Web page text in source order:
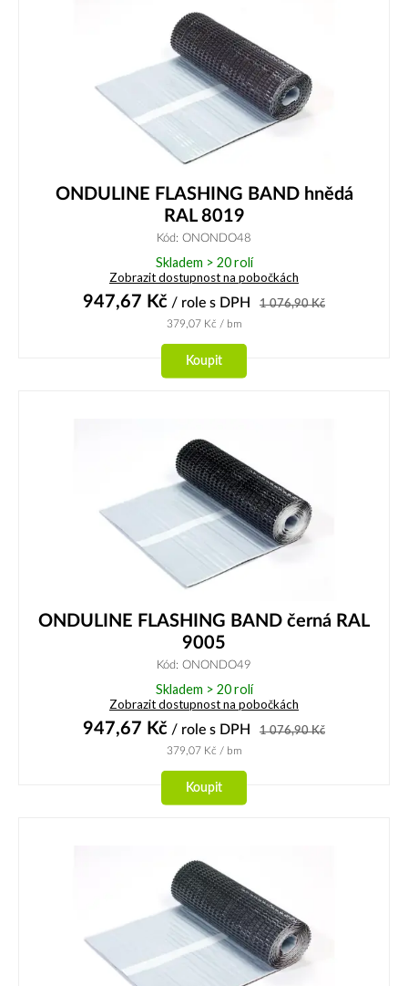
ONDULINE FLASHING BAND hnědá
RAL 8019
Kód: ONONDO48
Skladem > 20 rolí
Zobrazit dostupnost na pobočkách
947,67 Kč / role s DPH 1 076,90Kč
379,07Kč / bm
Koupit
ONDULINE FLASHING BAND černá RAL
9005
Kód: ONONDO49
Skladem > 20 rolí
Zobrazit dostupnost na pobočkách
947,67 Kč / role s DPH 1 076,90Kč
379,07Kč / bm
Koupit